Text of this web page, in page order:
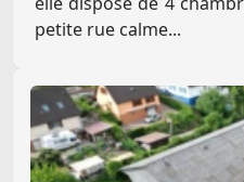
petite rue calme...